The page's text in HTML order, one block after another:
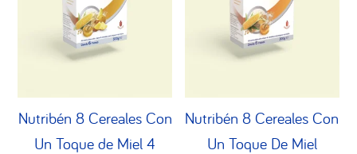
Nutribén 8 Cereales Con
Un Toque de Miel 4
Nutribén 8 Cereales Con
Un Toque De Miel